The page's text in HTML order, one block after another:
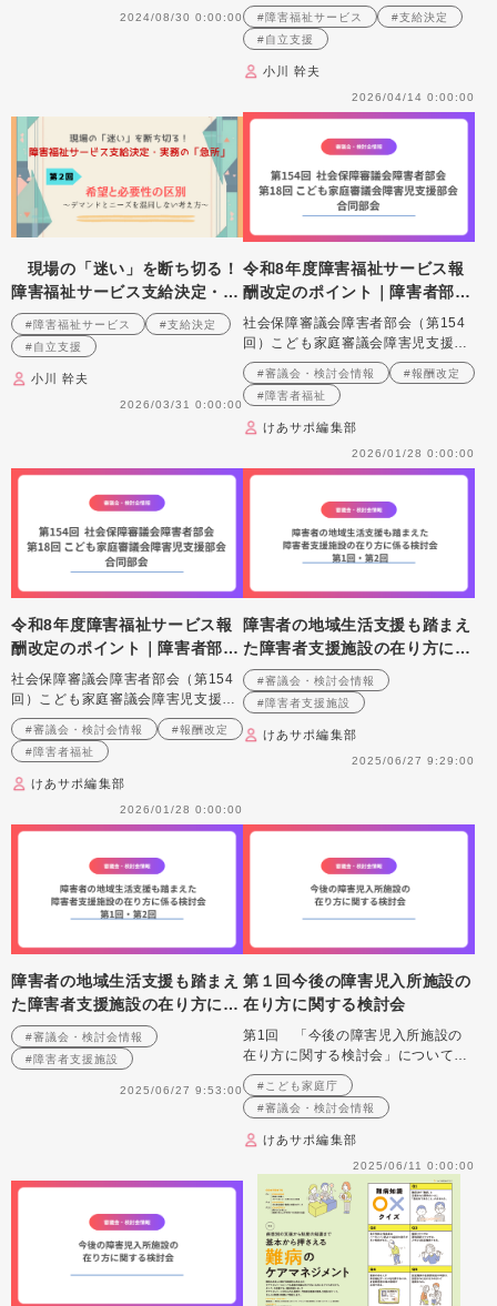
2024/08/30 0:00:00
の「急所」 第３回 障害支援
区分～区分と支給量のギャップ
をどう説明するか～
#障害福祉サービス
#支給決定
#自立支援
小川 幹夫
2026/04/14 0:00:00
現場の「迷い」を断ち切る！
障害福祉サービス支給決定・実
務の「急所」 第２回 希望と
必要性の区別 ～デマンドとニ
ーズを混同しない考え方～
#障害福祉サービス
#支給決定
#自立支援
小川 幹夫
2026/03/31 0:00:00
令和8年度障害福祉サービス報
酬改定のポイント｜障害者部
会・障害児支援部会合同部会
社会保障審議会障害者部会（第154
回）こども家庭審議会障害児支援部
会（第18回）合同部会について紹介
#審議会・検討会情報
#報酬改定
#障害者福祉
けあサポ編集部
2026/01/28 0:00:00
令和8年度障害福祉サービス報
酬改定のポイント｜障害者部
会・障害児支援部会合同部会
社会保障審議会障害者部会（第154
回）こども家庭審議会障害児支援部
会（第18回）合同部会について紹介
#審議会・検討会情報
#報酬改定
#障害者福祉
けあサポ編集部
2026/01/28 0:00:00
障害者の地域生活支援も踏まえ
た障害者支援施設の在り方に係
る検討会
#審議会・検討会情報
#障害者支援施設
けあサポ編集部
2025/06/27 9:29:00
障害者の地域生活支援も踏まえ
た障害者支援施設の在り方に係
る検討会（障害者）
#審議会・検討会情報
#障害者支援施設
2025/06/27 9:53:00
第１回今後の障害児入所施設の
在り方に関する検討会
第1回 「今後の障害児入所施設の
在り方に関する検討会」について紹
介します
#こども家庭庁
#審議会・検討会情報
けあサポ編集部
2025/06/11 0:00:00